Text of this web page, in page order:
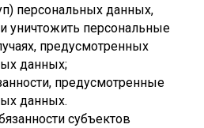
персональных данных,
уничтожить персональные
предусмотренных
данных;
предусмотренные
данных.
субъектов